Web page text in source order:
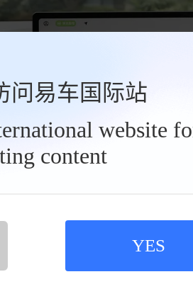
问易车国际站
website
content
YES